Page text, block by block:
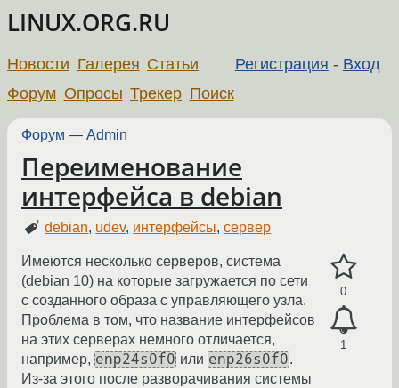
LINUX.ORG.RU
Регистрация - Вход
Новости Галерея Статьи
Форум Опросы Трекер Поиск
Форум — Admin
Переименование
интерфейса в debian
debian, udev, интерфейсы,сервер
0
1
Имеются несколько серверов, система
(debian 10) на которые загружается по сети
с созданного образа с управляющего узла.
Проблема в том, что название интерфейсов
на этих серверах немного отличается,
например, enp24s0f0 или enp26s0f0.
Из-за этого после разворачивания системы